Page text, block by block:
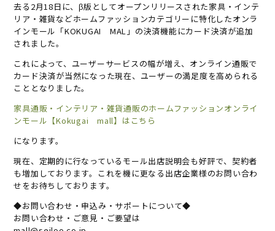
去る2月18日に、β版としてオープンリリースされた家具・インテ
リア・雑貨などホームファッションカテゴリーに特化したオンラ
インモール「KOKUGAI MAL」の決済機能にカード決済が追加
されました。
これによって、ユーザーサービスの幅が増え、オンライン通販で
カード決済が当然になった現在、ユーザーの満足度を高められる
こととなりました。
家具通販・インテリア・雑貨通販のホームファッションオンライ
ンモール【Kokugai mall】はこちら
になります。
現在、定期的に行なっているモール出店説明会も好評で、契約者
も増加しております。これを機に更なる出店企業様のお問い合わ
せをお待ちしております。
◆お問い合わせ・申込み・サポートについて◆
お問い合わせ・ご意見・ご要望は